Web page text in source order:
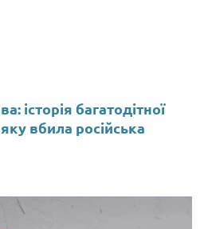
історія багатодітної
вбила російська